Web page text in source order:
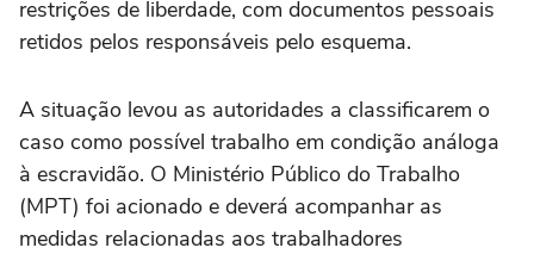
restrições de liberdade, com documentos pessoais
retidos pelos responsáveis pelo esquema.
A situação levou as autoridades a classificarem o
caso como possível trabalho em condição análoga
à escravidão. O Ministério Público do Trabalho
(MPT) foi acionado e deverá acompanhar as
medidas relacionadas aos trabalhadores